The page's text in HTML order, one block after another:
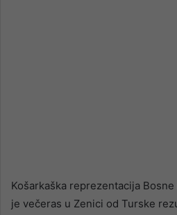
Košarkaška reprezentacija
je večeras u Zenici od Turske